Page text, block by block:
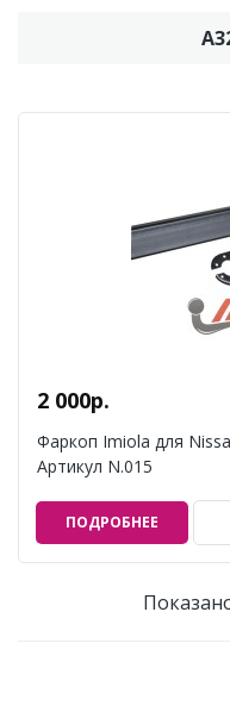
2 000р.
Фаркоп Imiola для
Артикул N.015
ПОДРОБНЕЕ